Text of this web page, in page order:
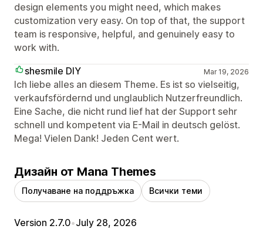
design elements you might need, which makes
customization very easy. On top of that, the support
team is responsive, helpful, and genuinely easy to
work with.
shesmile DIY
Mar 19, 2026
Ich liebe alles an diesem Theme. Es ist so vielseitig,
verkaufsfördernd und unglaublich Nutzerfreundlich.
Eine Sache, die nicht rund lief hat der Support sehr
schnell und kompetent via E-Mail in deutsch gelöst.
Mega! Vielen Dank! Jeden Cent wert.
Дизайн от Mana Themes
Получаване на поддръжка Всички теми
Version 2.7.0•July 28, 2026